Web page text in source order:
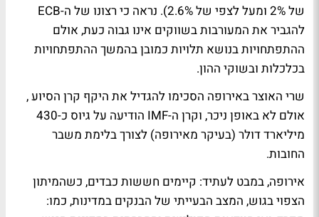
של 2% ומעל לצפי של 2.6%). נראה כי רצונו של ה-ECB
להגביר את המעורבות בשווקים אינו גבוה כעת, אולם
ההתפתחויות בנושא תלויות כמובן בהמשך ההתפתחויות
בכלכלות ובשוקי ההון.
שרי האוצר באירופה הסכימו להגדיל את היקף קרן הסיוע ,
אולם לא באופן ניכר, וקרן ה-IMF הודיעה על גיוס כ-430
מיליארד דולר (בעיקר מאירופה) לצורך בלימת משבר
החובות.
אירופה, במבט לעתיד: קיימים חששות כבדים, כשהמיתון
הצפוי בגוש, המצב הבעייתי של הבנקים במדינות, כמו: